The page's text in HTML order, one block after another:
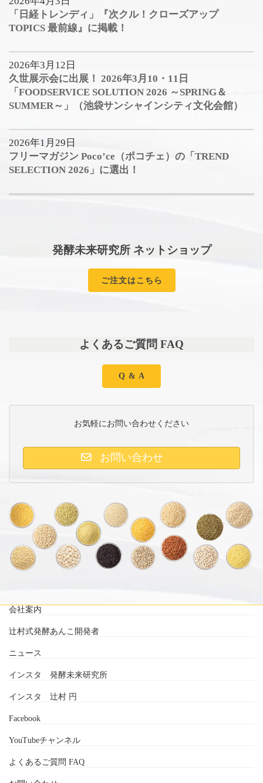
「日経トレンディ」『次クル！クローズアップ
TOPICS 最前線』に掲載！
2026年3月12日
久世展示会に出展！ 2026年3月10・11日
「FOODSERVICE SOLUTION 2026 ～SPRING＆
SUMMER～」（池袋サンシャインシティ文化会館）
2026年1月29日
フリーマガジン Poco’ce（ポコチェ）の「TREND
SELECTION 2026」に選出！
発酵未来研究所 ネットショップ
ご注文はこちら
よくあるご質問 FAQ
Q & A
お気軽にお問い合わせください
お問い合わせ
会社案内
辻村式発酵あんこ開発者
ニュース
インスタ 発酵未来研究所
インスタ 辻村 円
Facebook
YouTubeチャンネル
よくあるご質問 FAQ